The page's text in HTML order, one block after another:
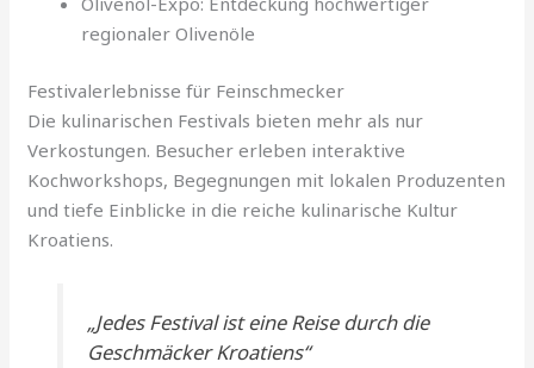
regionaler Olivenöle
Festivalerlebnisse für Feinschmecker
Die kulinarischen Festivals bieten mehr als nur
Verkostungen. Besucher erleben interaktive
Kochworkshops, Begegnungen mit lokalen Produzenten
und tiefe Einblicke in die reiche kulinarische Kultur
Kroatiens.
„Jedes Festival ist eine Reise durch die
Geschmäcker Kroatiens“